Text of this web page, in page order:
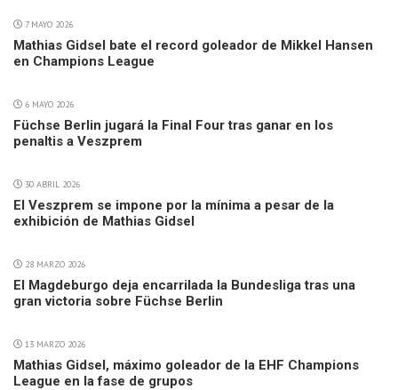
7 MAYO 2026
Mathias Gidsel bate el record goleador de Mikkel Hansen
en Champions League
6 MAYO 2026
Füchse Berlin jugará la Final Four tras ganar en los
penaltis a Veszprem
30 ABRIL 2026
El Veszprem se impone por la mínima a pesar de la
exhibición de Mathias Gidsel
28 MARZO 2026
El Magdeburgo deja encarrilada la Bundesliga tras una
gran victoria sobre Füchse Berlin
13 MARZO 2026
Mathias Gidsel, máximo goleador de la EHF Champions
League en la fase de grupos